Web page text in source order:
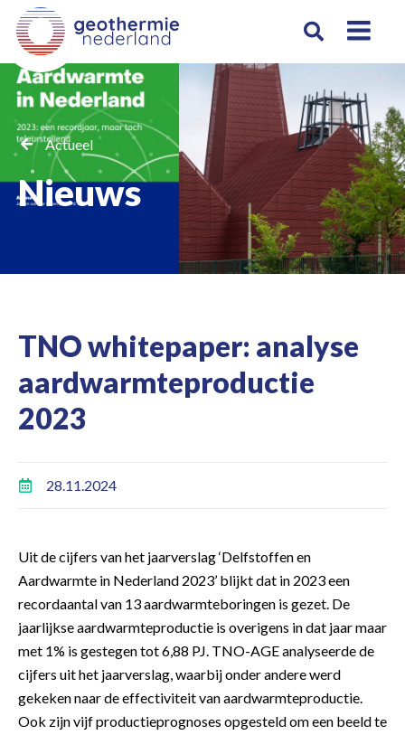
Actueel
Nieuws
TNO whitepaper: analyse
aardwarmteproductie
2023
28.11.2024
Uit de cijfers van het jaarverslag ‘Delfstoffen en
Aardwarmte in Nederland 2023’ blijkt dat in 2023 een
recordaantal van 13 aardwarmteboringen is gezet. De
jaarlijkse aardwarmteproductie is overigens in dat jaar maar
met 1% is gestegen tot 6,88 PJ. TNO-AGE analyseerde de
cijfers uit het jaarverslag, waarbij onder andere werd
gekeken naar de effectiviteit van aardwarmteproductie.
Ook zijn vijf productieprognoses opgesteld om een beeld te